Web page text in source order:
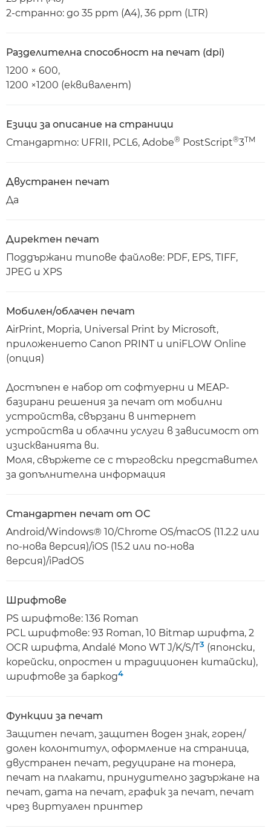
2-странно: до 35 ppm (A4), 36 ppm (LTR)
Разделителна способност на печат (dpi)
1200 × 600,
1200 ×1200 (еквивалент)
Езици за описание на страници
Стандартно: UFRII, PCL6, Adobe® PostScript®3TM
Двустранен печат
Да
Директен печат
Поддържани типове файлове: PDF, EPS, TIFF,
JPEG и XPS
Мобилен/облачен печат
AirPrint, Mopria, Universal Print by Microsoft,
приложението Canon PRINT и uniFLOW Online
(опция)
Достъпен е набор от софтуерни и MEAP-
базирани решения за печат от мобилни
устройства, свързани в интернет
устройства и облачни услуги в зависимост от
изискванията ви.
Моля, свържете се с търговски представител
за допълнителна информация
Стандартен печат от ОС
Android/Windows® 10/Chrome OS/macOS (11.2.2 или
по-нова версия)/iOS (15.2 или по-нова
версия)/iPadOS
Шрифтове
PS шрифтове: 136 Roman
PCL шрифтове: 93 Roman, 10 Bitmap шрифта, 2
OCR шрифта, Andalé Mono WT J/K/S/T3 (японски,
корейски, опростен и традиционен китайски),
шрифтове за баркод4
Функции за печат
Защитен печат, защитен воден знак, горен/
долен колонтитул, оформление на страница,
двустранен печат, редуциране на тонера,
печат на плакати, принудително задържане на
печат, дата на печат, график за печат, печат
чрез виртуален принтер